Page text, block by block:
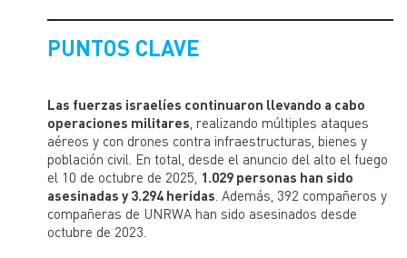
PUNTOS CLAVE
Las fuerzas israelíes continuaron llevando a cabo
operaciones militares , realizando múltiples ataques
aéreos y con drones contra infraestructuras, bienes y
población civil. En total, desde el anuncio del alto el fuego
el 10 de octubre de 2025, 1.029 personas han sido
asesinadas y 3.294 heridas . Además, 392 compañeros y
compañeras de UNRWA han sido asesinados desde
octubre de 2023.